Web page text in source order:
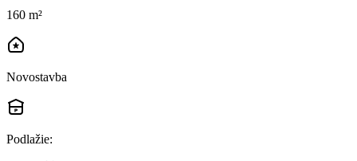
160 m²
Novostavba
Podlažie: